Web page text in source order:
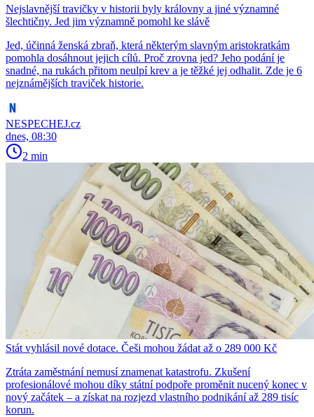
Nejslavnější travičky v historii byly královny a jiné významné
šlechtičny. Jed jim významně pomohl ke slávě
Jed, účinná ženská zbraň, která některým slavným aristokratkám
pomohla dosáhnout jejich cílů. Proč zrovna jed? Jeho podání je
snadné, na rukách přitom neulpí krev a je těžké jej odhalit. Zde je 6
nejznámějších traviček historie.
NESPECHEJ.cz
dnes, 08:30
2 min
Stát vyhlásil nové dotace. Češi mohou žádat až o 289 000 Kč
Ztráta zaměstnání nemusí znamenat katastrofu. Zkušení
profesionálové mohou díky státní podpoře proměnit nucený konec v
nový začátek – a získat na rozjezd vlastního podnikání až 289 tisíc
korun.